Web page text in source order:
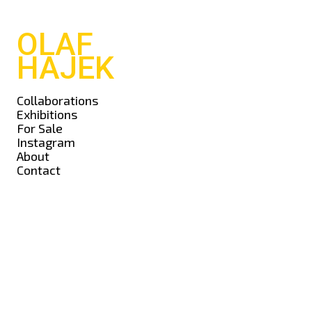
OLAF
HAJEK
Collaborations
Exhibitions
For Sale
Instagram
About
Contact